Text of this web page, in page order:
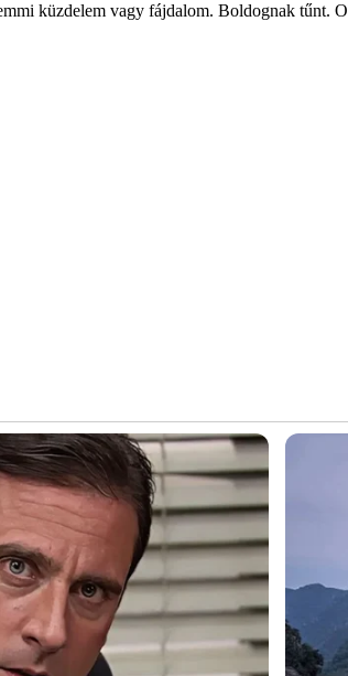
küzdelem vagy fájdalom. Boldognak tűnt.